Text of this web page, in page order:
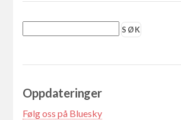
Oppdateringer
Følg oss på Bluesky